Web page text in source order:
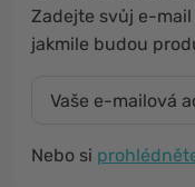
Zadejte svůj e-
jakmile budou
Nebo si